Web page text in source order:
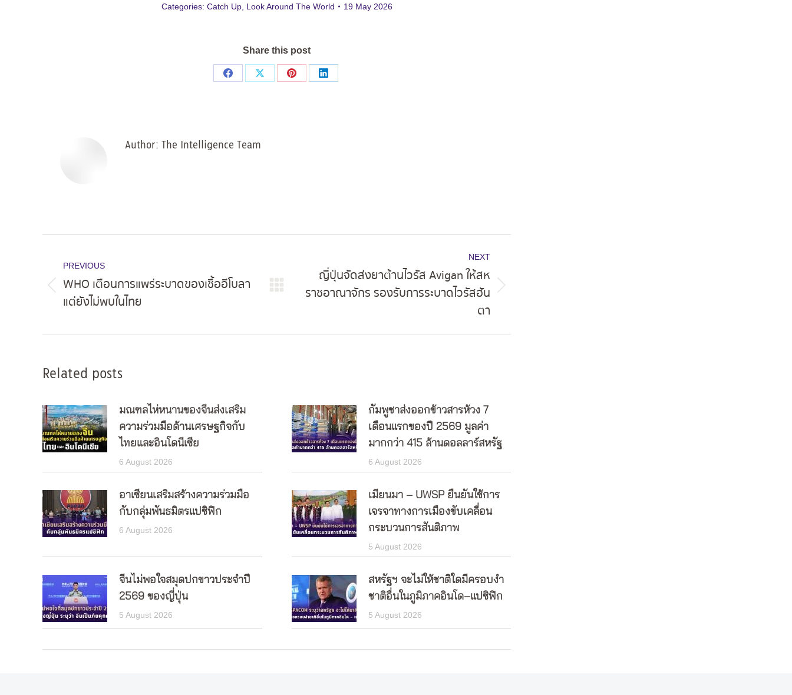
Categories: Catch Up, Look Around The World 19 May 2026
Share this post
Share
Share
Share
Share
Author: The Intelligence Team
navigation
PREVIOUS
Previous
post:
WHO เตือนการแพร่ระบาดของเชื้ออีโบลา
แต่ยังไม่พบในไทย
NEXT
Next
ญี่ปุ่นจัดส่งยาต้านไวรัส Avigan ให้สห
ราชอาณาจักร รองรับการระบาดไวรัสฮัน
ตา
Related posts
มณฑลไห่หนานของจีนส่งเสริม
ความร่วมมือด้านเศรษฐกิจกับ
ไทยและอินโดนีเซีย
6 August 2026
กัมพูชาส่งออกข้าวสารห้วง 7
เดือนแรกของปี 2569 มูลค่า
มากกว่า 415 ล้านดอลลาร์สหรัฐ
6 August 2026
อาเซียนเสริมสร้างความร่วมมือ
กับกลุ่มพันธมิตรแปซิฟิก
6 August 2026
เมียนมา – UWSP ยืนยันใช้การ
เจรจาทางการเมืองขับเคลื่อน
กระบวนการสันติภาพ
5 August 2026
จีนไม่พอใจสมุดปกขาวประจำปี
2569 ของญี่ปุ่น
5 August 2026
สหรัฐฯ จะไม่ให้ชาติใดมีครอบงำ
ชาติอื่นในภูมิภาคอินโด–แปซิฟิก
5 August 2026